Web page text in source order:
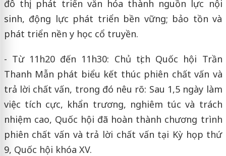
đô thị; phát triển văn hóa thành nguồn lực nội
sinh, động lực phát triển bền vững; bảo tồn và
phát triển nền y học cổ truyền.
- Từ 11h20 đến 11h30: Chủ tịch Quốc hội Trần
Thanh Mẫn phát biểu kết thúc phiên chất vấn và
trả lời chất vấn, trong đó nêu rõ: Sau 1,5 ngày làm
việc tích cực, khẩn trương, nghiêm túc và trách
nhiệm cao, Quốc hội đã hoàn thành chương trình
phiên chất vấn và trả lời chất vấn tại Kỳ họp thứ
9, Quốc hội khóa XV.